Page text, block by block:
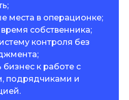
места в операционке;
собственника;
контроля без
бизнес к работе с
подрядчиками и